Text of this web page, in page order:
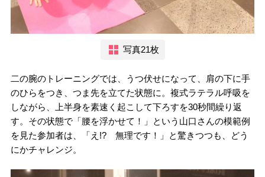
写真21枚
二の腕のトレーニングでは、うつ伏せになって、肩の下に手
のひらをつき、つま先を立てた状態に。複式ラテラル呼吸を
しながら、上半身を素速く起こして下ろすを30秒間繰り返
す。その状態で「腰を浮かせて！」という山口さんの模範例
を見た参加者は、「え!? 無理です！」と驚きつつも、どう
にかチャレンジ。